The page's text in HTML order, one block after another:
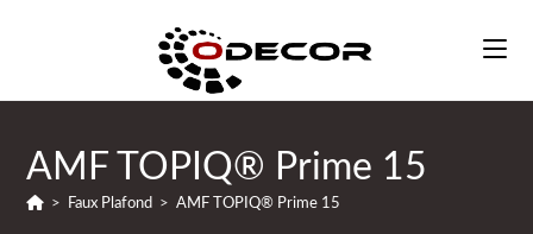
AMF TOPIQ® Prime 15
> Faux Plafond > AMF TOPIQ® Prime 15